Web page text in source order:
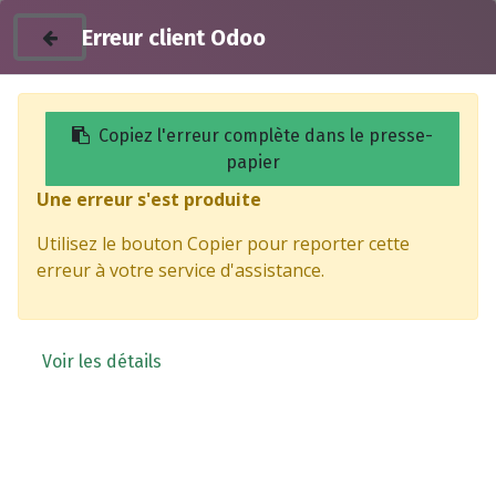
Products
compartiment de rangement - SUPER SOCO
Erreur client Odoo
Copiez l'erreur complète dans le presse-
papier
Une erreur s'est produite
Utilisez le bouton Copier pour reporter cette
erreur à votre service d'assistance.
Voir les détails